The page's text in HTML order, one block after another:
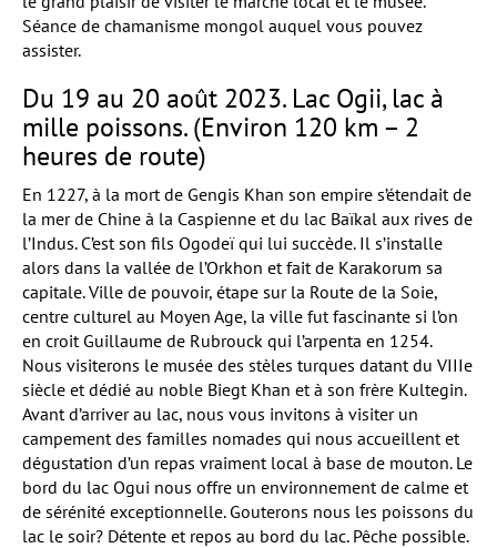
Séance de chamanisme mongol auquel vous pouvez
assister.
Du 19 au 20 août 2023. Lac Ogii, lac à
mille poissons. (Environ 120 km – 2
heures de route)
En 1227, à la mort de Gengis Khan son empire s’étendait de
la mer de Chine à la Caspienne et du lac Baïkal aux rives de
l’Indus. C’est son fils Ogodeï qui lui succède. Il s’installe
alors dans la vallée de l’Orkhon et fait de Karakorum sa
capitale. Ville de pouvoir, étape sur la Route de la Soie,
centre culturel au Moyen Age, la ville fut fascinante si l’on
en croit Guillaume de Rubrouck qui l’arpenta en 1254.
Nous visiterons le musée des stèles turques datant du VIIIe
siècle et dédié au noble Biegt Khan et à son frère Kultegin.
Avant d’arriver au lac, nous vous invitons à visiter un
campement des familles nomades qui nous accueillent et
dégustation d’un repas vraiment local à base de mouton. Le
bord du lac Ogui nous offre un environnement de calme et
de sérénité exceptionnelle. Gouterons nous les poissons du
lac le soir? Détente et repos au bord du lac. Pêche possible.